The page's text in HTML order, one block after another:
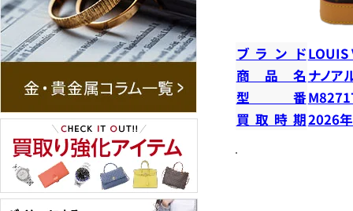
ブランドLOUIS
商品名 ナノア
型番
買取時期2026